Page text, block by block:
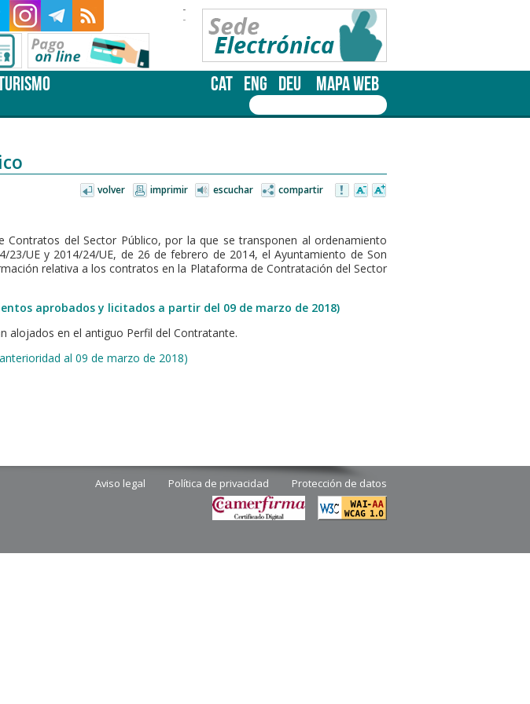
-
-
CAT ENG DEU MAPA WEB
volver imprimir escuchar compartir
del Sector Público, por la que se transponen al ordenamiento
UE y 2014/24/UE, de 26 de febrero de 2014, el Ayuntamiento de Son
relativa a los contratos en la Plataforma de Contratación del Sector
aprobados y licitados a partir del 09 de marzo de 2018)
alojados en el antiguo Perfil del Contratante.
al 09 de marzo de 2018)
Aviso legal Política de privacidad Protección de datos